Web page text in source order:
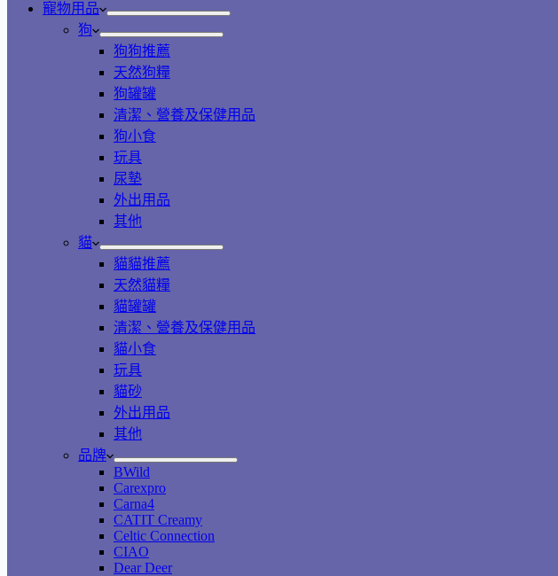
寵物用品
狗
狗狗推薦
天然狗糧
狗罐罐
清潔、營養及保健用品
狗小食
玩具
尿墊
外出用品
其他
貓
貓貓推薦
天然貓糧
貓罐罐
清潔、營養及保健用品
貓小食
玩具
貓砂
外出用品
其他
品牌
BWild
Carexpro
Carna4
CATIT Creamy
Celtic Connection
CIAO
Dear Deer